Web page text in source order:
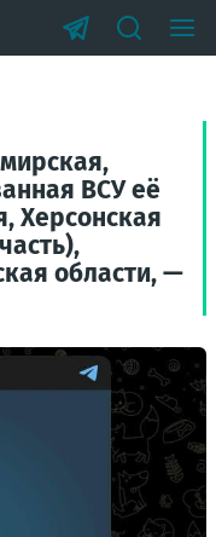
ВСУ её
Херсонская
области, —